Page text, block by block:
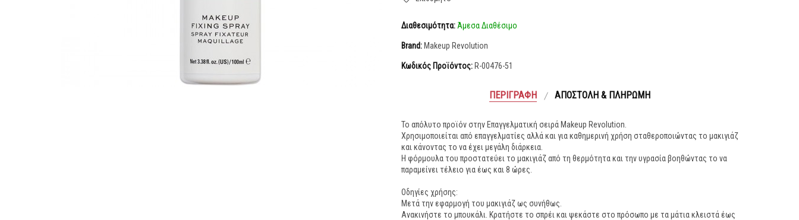
Διαθεσιμότητα: Άμεσα Διαθέσιμο
Brand: Makeup Revolution
Κωδικός Προϊόντος: R-00476-51
ΠΕΡΙΓΡΑΦΉ ΑΠΟΣΤΟΛΉ & ΠΛΗΡΩΜΉ
Το απόλυτο προϊόν στην Επαγγελματική σειρά Makeup Revolution.
Χρησιμοποιείται από επαγγελματίες αλλά και για καθημερινή χρήση σταθεροποιώντας το μακιγιάζ
και κάνοντας το να έχει μεγάλη διάρκεια.
Η φόρμουλα του προστατεύει το μακιγιάζ από τη θερμότητα και την υγρασία βοηθώντας το να
παραμείνει τέλειο για έως και 8 ώρες.
Οδηγίες χρήσης:
Μετά την εφαρμογή του μακιγιάζ ως συνήθως.
Ανακινήστε το μπουκάλι. Κρατήστε το σπρέι και ψεκάστε στο πρόσωπο με τα μάτια κλειστά έως